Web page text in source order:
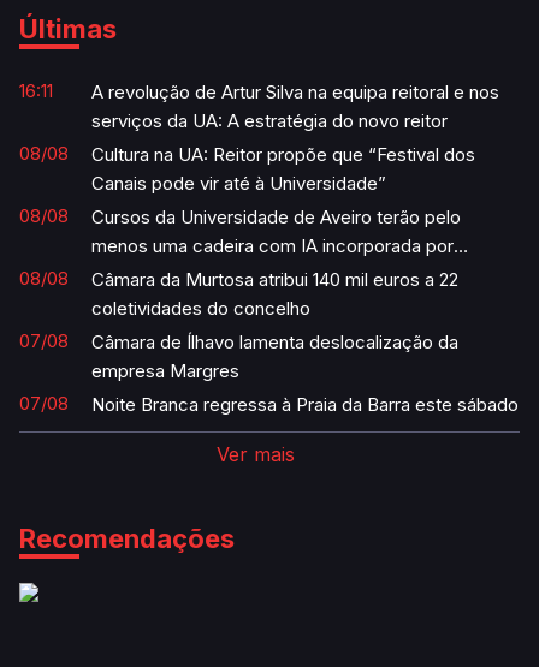
Últimas
16:11
A revolução de Artur Silva na equipa reitoral e nos
serviços da UA: A estratégia do novo reitor
08/08
Cultura na UA: Reitor propõe que “Festival dos
Canais pode vir até à Universidade”
08/08
Cursos da Universidade de Aveiro terão pelo
menos uma cadeira com IA incorporada por
semestre
08/08
Câmara da Murtosa atribui 140 mil euros a 22
coletividades do concelho
07/08
Câmara de Ílhavo lamenta deslocalização da
empresa Margres
07/08
Noite Branca regressa à Praia da Barra este sábado
Ver mais
Recomendações